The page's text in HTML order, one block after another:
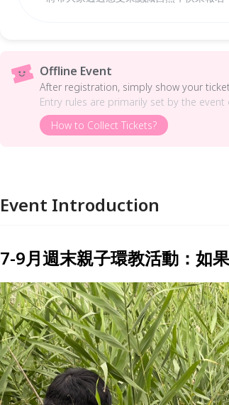
Offline Event
After registration, simply show your
Entry rules are primarily set by the event
How to Collect Tickets?
Event Introduction
7-9月週末親子環教活動：如